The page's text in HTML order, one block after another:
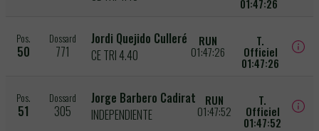
01:47:26
Pos.
50
Dossard
771
Jordi Quejido Culleré
CE TRI 4.40
RUN
01:47:26
T.
Officiel
01:47:26
Pos.
51
Dossard
305
Jorge Barbero Cadirat
INDEPENDIENTE
RUN
01:47:52
T.
Officiel
01:47:52